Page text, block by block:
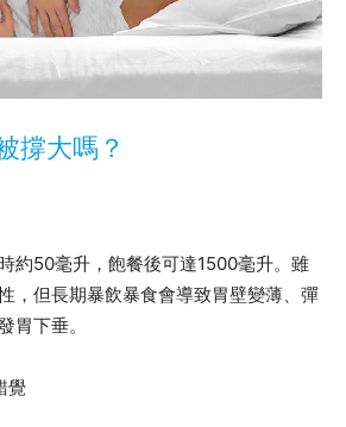
撐大嗎？
約50毫升，飽餐後可達1500毫升。雖
，但長期暴飲暴食會導致胃壁變薄、彈
胃下垂。
覺